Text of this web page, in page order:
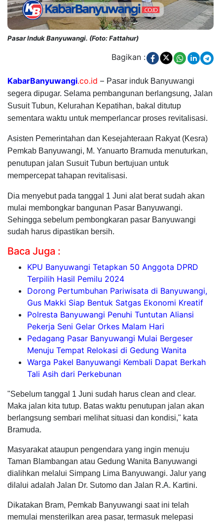
Pasar Induk Banyuwangi. (Foto: Fattahur)
Bagikan :
KabarBanyuwangi.co.id – Pasar induk Banyuwangi
segera dipugar. Selama pembangunan berlangsung, Jalan
Susuit Tubun, Kelurahan Kepatihan, bakal ditutup
sementara waktu untuk memperlancar proses revitalisasi.
Asisten Pemerintahan dan Kesejahteraan Rakyat (Kesra)
Pemkab Banyuwangi, M. Yanuarto Bramuda menuturkan,
penutupan jalan Susuit Tubun bertujuan untuk
mempercepat tahapan revitalisasi.
Dia menyebut pada tanggal 1 Juni alat berat sudah akan
mulai membongkar bangunan Pasar Banyuwangi.
Sehingga sebelum pembongkaran pasar Banyuwangi
sudah harus dipastikan bersih.
Baca Juga :
KPU Banyuwangi Tetapkan 50 Anggota DPRD
Terpilih Hasil Pemilu 2024
Dorong Pertumbuhan Pariwisata di Banyuwangi,
Gus Makki Siap Bentuk Satgas Ekonomi Kreatif
Polresta Banyuwangi Penuhi Tuntutan Aliansi
Pekerja Seni Gelar Orkes Malam Hari
Pedagang Pasar Banyuwangi Mulai Bergeser
Menuju Tempat Relokasi di Gedung Wanita
Warga Pakel Banyuwangi Kembali Dapat Berkah
Tali Asih dari Perkebunan
"Sebelum tanggal 1 Juni sudah harus clean and clear.
Maka jalan kita tutup. Batas waktu penutupan jalan akan
berlangsung sembari melihat situasi dan kondisi," kata
Bramuda.
Masyarakat ataupun pengendara yang ingin menuju
Taman Blambangan atau Gedung Wanita Banyuwangi
dialihkan melalui Simpang Lima Banyuwangi. Jalur yang
dilalui adalah Jalan Dr. Sutomo dan Jalan R.A. Kartini.
Dikatakan Bram, Pemkab Banyuwangi saat ini telah
memulai mensterilkan area pasar, termasuk melepasi